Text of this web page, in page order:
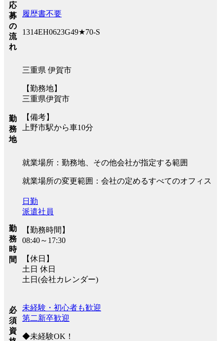
応
募
の
流
れ
履歴書不要
1314EH0623G49★70-S
勤
務
地
三重県 伊賀市
【勤務地】
三重県伊賀市
【備考】
上野市駅から車10分
就業場所：勤務地、その他会社が指定する範囲
就業場所の変更範囲：会社の定めるすべてのオフィス
勤
務
時
間
日勤
派遣社員
【勤務時間】
08:40～17:30
【休日】
土日 休日
土日(会社カレンダー)
必
須
資
未経験・初心者も歓迎
第二新卒歓迎
◆未経験OK！